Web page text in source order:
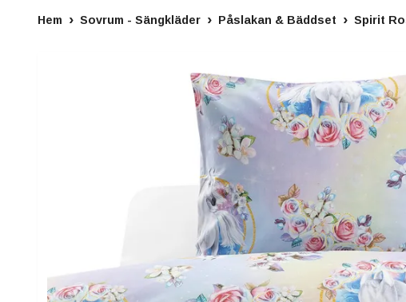
Hem Sovrum - Sängkläder Påslakan & Bäddset Spirit